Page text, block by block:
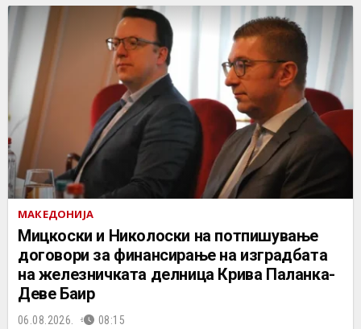
МАКЕДОНИЈА
Мицкоски и Николоски на потпишување
договори за финансирање на изградбата
на железничката делница Крива Паланка-
Деве Баир
06.08.2026. 08:15